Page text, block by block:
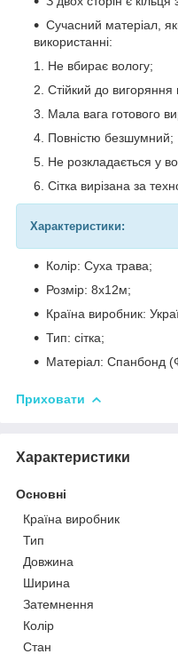
Сучасний матеріал,
використанні:
Не вбирає вологу;
Стійкий до вигоряння
Мала вага готового
Повністю безшумний;
Не розкладається у
Сітка вирізана за
Характеристики:
Колір: Суха трава;
Розмір: 8х12м;
Країна виробник:
Тип: сітка;
Матеріал: Спанбонд
Приховати
Характеристики
Основні
Країна виробник
Тип
Довжина
Ширина
Затемнення
Колір
Стан